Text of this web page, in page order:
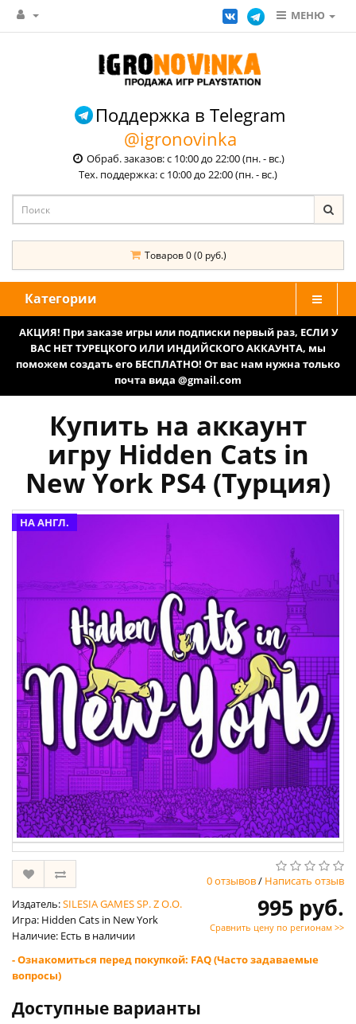
МЕНЮ
Поддержка в Telegram
@igronovinka
Обраб. заказов: с 10:00 до 22:00 (пн. - вс.)
Тех. поддержка: с 10:00 до 22:00 (пн. - вс.)
Товаров 0 (0 руб.)
Категории
АКЦИЯ! При заказе игры или подписки первый раз, ЕСЛИ У
ВАС НЕТ ТУРЕЦКОГО ИЛИ ИНДИЙСКОГО АККАУНТА, мы
поможем создать его БЕСПЛАТНО! От вас нам нужна только
почта вида @gmail.com
Купить на аккаунт
игру Hidden Cats in
New York PS4 (Турция)
НА АНГЛ.
0 отзывов/ Написать отзыв
Издатель:SILESIA GAMES SP. Z O.O.
Игра: Hidden Cats in New York
Наличие: Есть в наличии
995 руб.
Сравнить цену по регионам >>
- Ознакомиться перед покупкой: FAQ (Часто задаваемые
вопросы)
Доступные варианты